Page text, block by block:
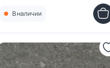
обрезной 119,5x119,5x0,9
В наличии